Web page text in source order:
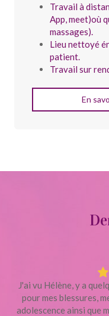
Travail à
App, meet)où
massages).
Lieu nettoyé
patient.
Travail sur
En
J'ai vu Hélène, y a
pour mes blessures,
adolescence ainsi que